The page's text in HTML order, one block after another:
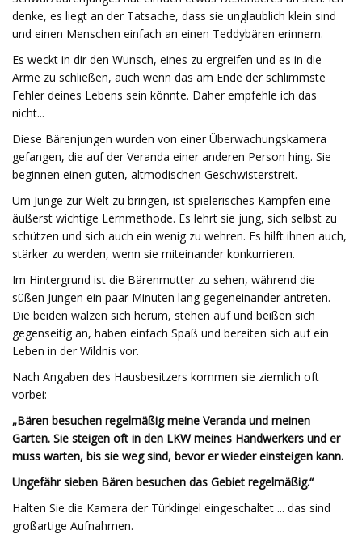
denke, es liegt an der Tatsache, dass sie unglaublich klein sind
und einen Menschen einfach an einen Teddybären erinnern.
Es weckt in dir den Wunsch, eines zu ergreifen und es in die
Arme zu schließen, auch wenn das am Ende der schlimmste
Fehler deines Lebens sein könnte. Daher empfehle ich das
nicht...
Diese Bärenjungen wurden von einer Überwachungskamera
gefangen, die auf der Veranda einer anderen Person hing. Sie
beginnen einen guten, altmodischen Geschwisterstreit.
Um Junge zur Welt zu bringen, ist spielerisches Kämpfen eine
äußerst wichtige Lernmethode. Es lehrt sie jung, sich selbst zu
schützen und sich auch ein wenig zu wehren. Es hilft ihnen auch,
stärker zu werden, wenn sie miteinander konkurrieren.
Im Hintergrund ist die Bärenmutter zu sehen, während die
süßen Jungen ein paar Minuten lang gegeneinander antreten.
Die beiden wälzen sich herum, stehen auf und beißen sich
gegenseitig an, haben einfach Spaß und bereiten sich auf ein
Leben in der Wildnis vor.
Nach Angaben des Hausbesitzers kommen sie ziemlich oft
vorbei:
„Bären besuchen regelmäßig meine Veranda und meinen
Garten. Sie steigen oft in den LKW meines Handwerkers und er
muss warten, bis sie weg sind, bevor er wieder einsteigen kann.
Ungefähr sieben Bären besuchen das Gebiet regelmäßig.“
Halten Sie die Kamera der Türklingel eingeschaltet ... das sind
großartige Aufnahmen.